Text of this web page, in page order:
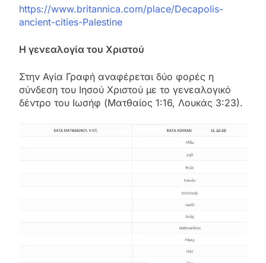
https://www.britannica.com/place/Decapolis-
ancient-cities-Palestine
Η γενεαλογία του Χριστού
Στην Αγία Γραφή αναφέρεται δύο φορές η
σύνδεση του Ιησού Χριστού με το γενεαλογικό
δέντρο του Ιωσήφ (Ματθαίος 1:16, Λουκάς 3:23).